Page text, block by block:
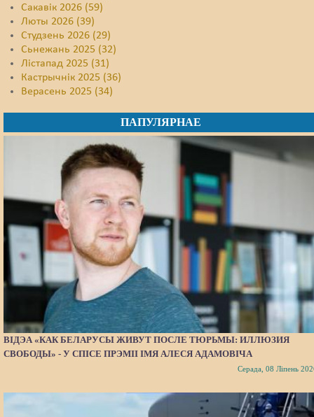
Сакавік 2026 (59)
Люты 2026 (39)
Студзень 2026 (29)
Сьнежань 2025 (32)
Лістапад 2025 (31)
Кастрычнік 2025 (36)
Верасень 2025 (34)
ПАПУЛЯРНАЕ
ВІДЭА «КАК БЕЛАРУСЫ ЖИВУТ ПОСЛЕ ТЮРЬМЫ: ИЛЛЮЗИЯ
СВОБОДЫ» - У СПІСЕ ПРЭМІІ ІМЯ АЛЕСЯ АДАМОВІЧА
Серада, 08 Ліпень